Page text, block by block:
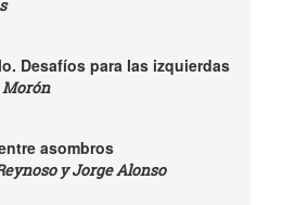
Desafíos para las izquierdas
asombros
y Jorge Alonso